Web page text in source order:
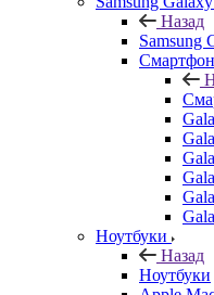
Назад
Samsung
Ноутбуки
Назад
Ноутбуки